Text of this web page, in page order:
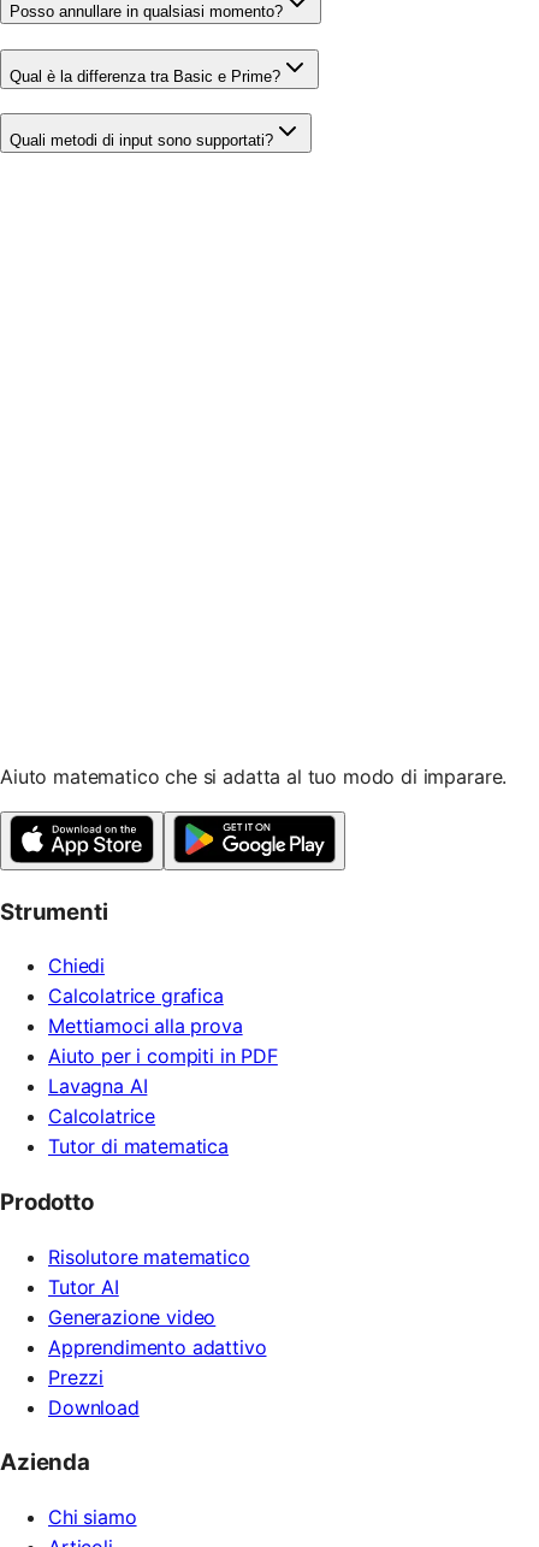
Posso annullare in qualsiasi momento?
Qual è la differenza tra Basic e Prime?
Quali metodi di input sono supportati?
Aiuto matematico che si adatta al tuo modo di imparare.
Strumenti
Chiedi
Calcolatrice grafica
Mettiamoci alla prova
Aiuto per i compiti in PDF
Lavagna AI
Calcolatrice
Tutor di matematica
Prodotto
Risolutore matematico
Tutor AI
Generazione video
Apprendimento adattivo
Prezzi
Download
Azienda
Chi siamo